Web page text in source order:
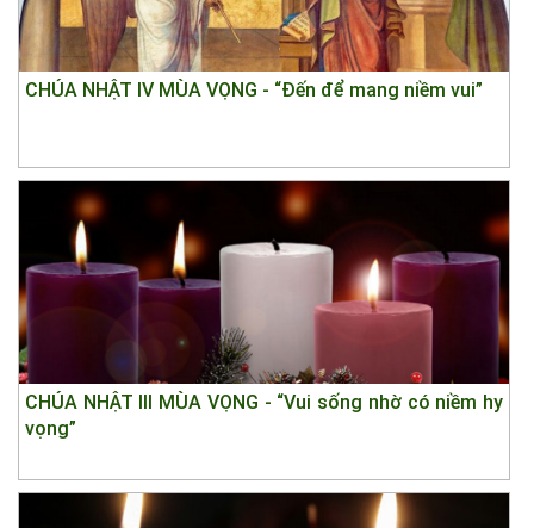
CHÚA NHẬT IV MÙA VỌNG - “Đến để mang niềm vui”
CHÚA NHẬT III MÙA VỌNG - “Vui sống nhờ có niềm hy
vọng”